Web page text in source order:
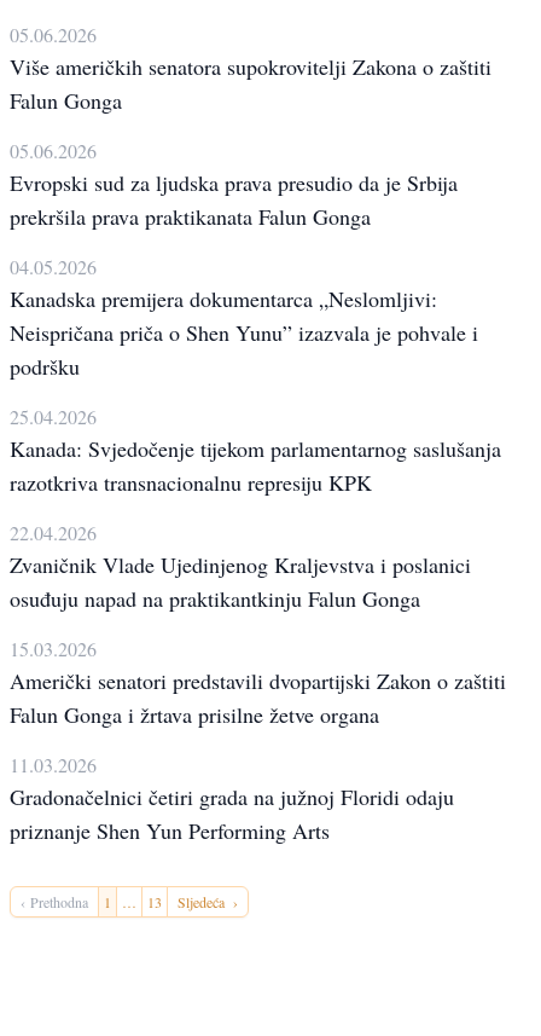
05.06.2026
Više američkih senatora supokrovitelji Zakona o zaštiti
Falun Gonga
05.06.2026
Evropski sud za ljudska prava presudio da je Srbija
prekršila prava praktikanata Falun Gonga
04.05.2026
Kanadska premijera dokumentarca „Neslomljivi:
Neispričana priča o Shen Yunu” izazvala je pohvale i
podršku
25.04.2026
Kanada: Svjedočenje tijekom parlamentarnog saslušanja
razotkriva transnacionalnu represiju KPK
22.04.2026
Zvaničnik Vlade Ujedinjenog Kraljevstva i poslanici
osuđuju napad na praktikantkinju Falun Gonga
15.03.2026
Američki senatori predstavili dvopartijski Zakon o zaštiti
Falun Gonga i žrtava prisilne žetve organa
11.03.2026
Gradonačelnici četiri grada na južnoj Floridi odaju
priznanje Shen Yun Performing Arts
‹ Prethodna 1 … 13 Sljedeća ›